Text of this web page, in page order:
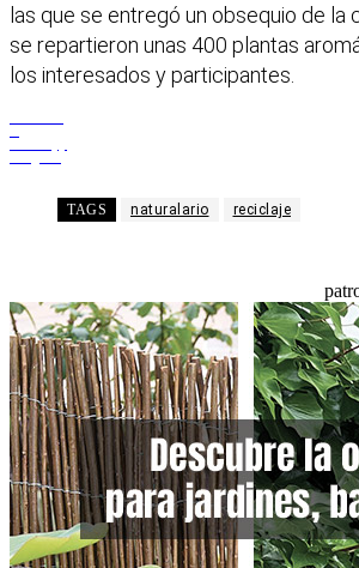
las que se entregó un obsequio de la
se repartieron unas 400 plantas
los interesados y participantes.
TAGS naturalario reciclaje